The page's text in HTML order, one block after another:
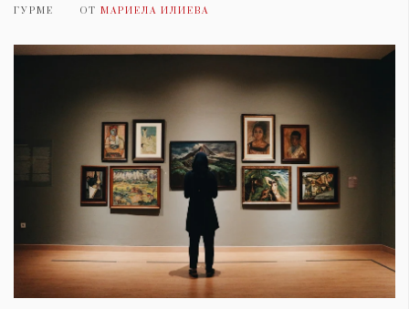
ГУРМЕ ОТ МАРИЕЛА ИЛИЕВА